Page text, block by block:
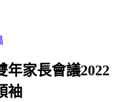
年家長會議2022
袖